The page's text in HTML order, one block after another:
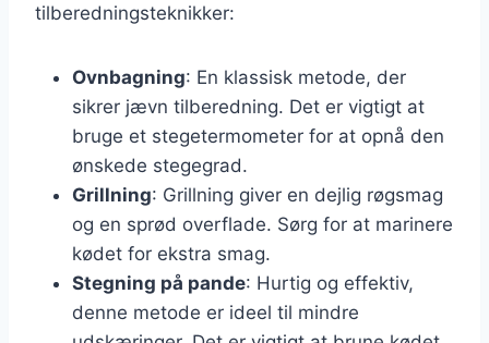
tilberedningsteknikker:
Ovnbagning: En klassisk metode, der
sikrer jævn tilberedning. Det er vigtigt at
bruge et stegetermometer for at opnå den
ønskede stegegrad.
Grillning: Grillning giver en dejlig røgsmag
og en sprød overflade. Sørg for at marinere
kødet for ekstra smag.
Stegning på pande: Hurtig og effektiv,
denne metode er ideel til mindre